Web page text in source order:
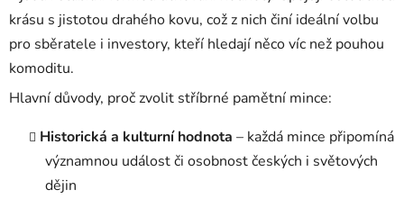
krásu s jistotou drahého kovu, což z nich činí ideální volbu
pro sběratele i investory, kteří hledají něco víc než pouhou
komoditu.
Hlavní důvody, proč zvolit stříbrné pamětní mince:
Historická a kulturní hodnota – každá mince připomíná
významnou událost či osobnost českých i světových
dějin